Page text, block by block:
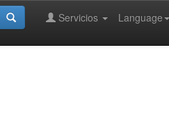
Language
Servicios